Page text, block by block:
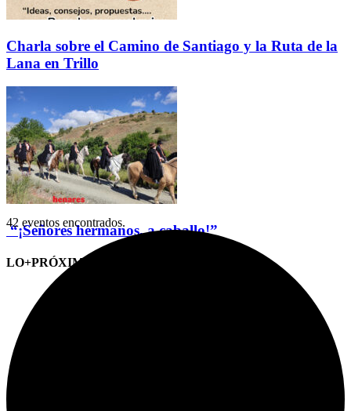
Charla sobre el Camino de Santiago y la Ruta de la
Lana en Trillo
“¡Señores hermanos, a caballo!”
LO+PRÓXIMO (CITAS)
42 eventos encontrados.